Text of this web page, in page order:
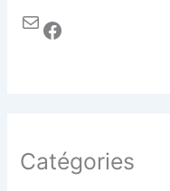
Catégories